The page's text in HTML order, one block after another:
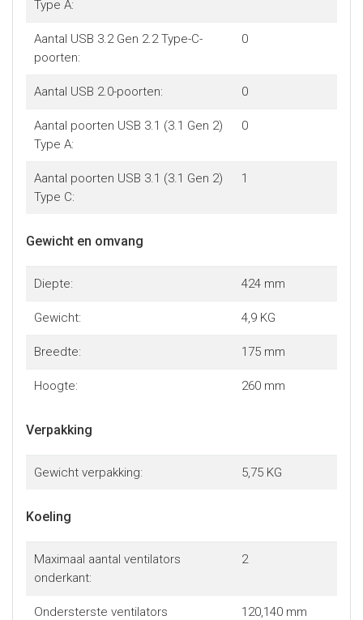
Type A:
Aantal USB 3.2 Gen 2.2 Type-C-
poorten:
0
Aantal USB 2.0-poorten: 0
Aantal poorten USB 3.1 (3.1 Gen 2)
Type A:
0
Aantal poorten USB 3.1 (3.1 Gen 2)
Type C:
1
Gewicht en omvang
Diepte: 424 mm
Gewicht: 4,9 KG
Breedte: 175 mm
Hoogte: 260 mm
Verpakking
Gewicht verpakking: 5,75 KG
Koeling
Maximaal aantal ventilators
onderkant:
2
Ondersterste ventilators
120,140 mm